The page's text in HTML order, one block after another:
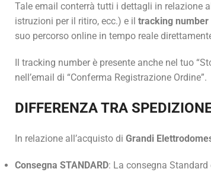
Tale email conterrà tutti i dettagli in relazione
istruzioni per il ritiro, ecc.) e il tracking number
suo percorso online in tempo reale
Il tracking number è presente anche nel tuo
nell’email di “Conferma Registrazione Ordine”.
DIFFERENZA TRA
In relazione all’acquisto di Grandi
Consegna STANDARD: La consegna